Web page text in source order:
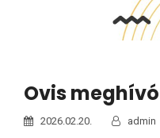
Ovis meghívó
2026.02.20. admin